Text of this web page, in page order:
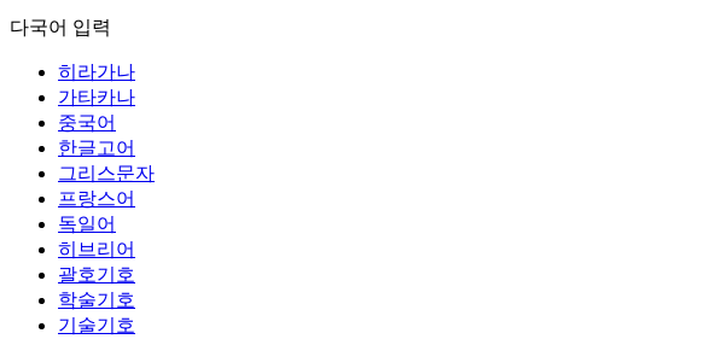
다국어 입력
히라가나
가타카나
중국어
한글고어
그리스문자
프랑스어
독일어
히브리어
괄호기호
학술기호
기술기호